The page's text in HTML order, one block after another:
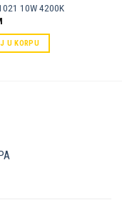
10W 4200K
U KORPU